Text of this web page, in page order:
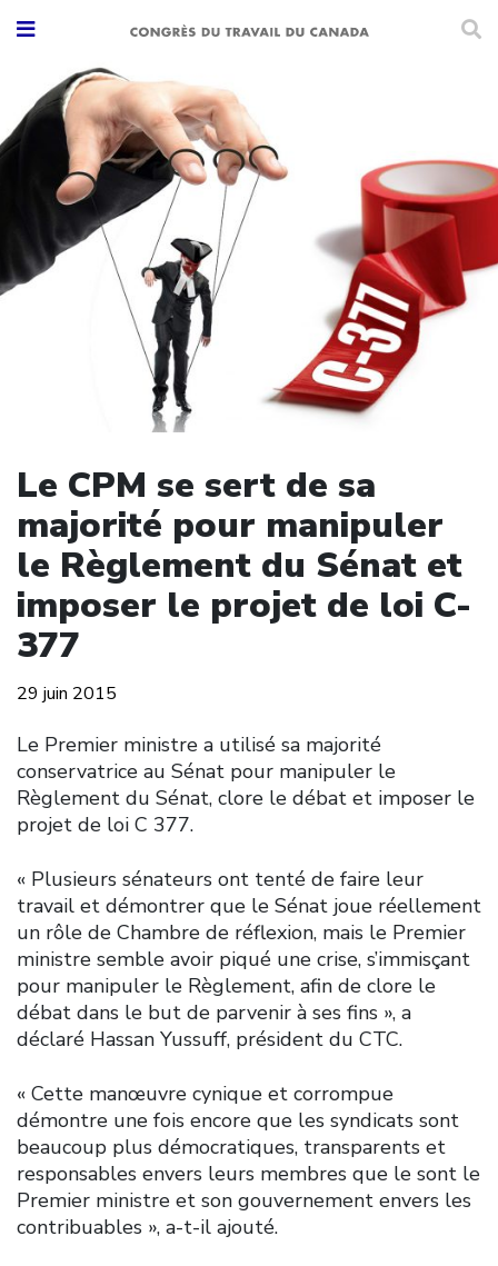
Le CPM se sert de sa
majorité pour manipuler
le Règlement du Sénat et
imposer le projet de loi C-
377
29 juin 2015
Le Premier ministre a utilisé sa majorité
conservatrice au Sénat pour manipuler le
Règlement du Sénat, clore le débat et imposer le
projet de loi C 377.
« Plusieurs sénateurs ont tenté de faire leur
travail et démontrer que le Sénat joue réellement
un rôle de Chambre de réflexion, mais le Premier
ministre semble avoir piqué une crise, s’immisçant
pour manipuler le Règlement, afin de clore le
débat dans le but de parvenir à ses fins », a
déclaré Hassan Yussuff, président du CTC.
« Cette manœuvre cynique et corrompue
démontre une fois encore que les syndicats sont
beaucoup plus démocratiques, transparents et
responsables envers leurs membres que le sont le
Premier ministre et son gouvernement envers les
contribuables », a-t-il ajouté.